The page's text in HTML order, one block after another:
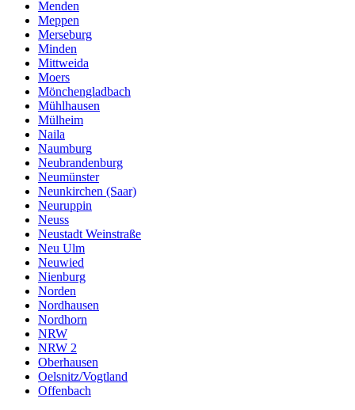
Menden
Meppen
Merseburg
Minden
Mittweida
Moers
Mönchengladbach
Mühlhausen
Mülheim
Naila
Naumburg
Neubrandenburg
Neumünster
Neunkirchen (Saar)
Neuruppin
Neuss
Neustadt Weinstraße
Neu Ulm
Neuwied
Nienburg
Norden
Nordhausen
Nordhorn
NRW
NRW 2
Oberhausen
Oelsnitz/Vogtland
Offenbach